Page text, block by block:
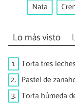
Nata
Lo más visto
1. Torta tres leches
2. Pastel de
3. Torta húmeda